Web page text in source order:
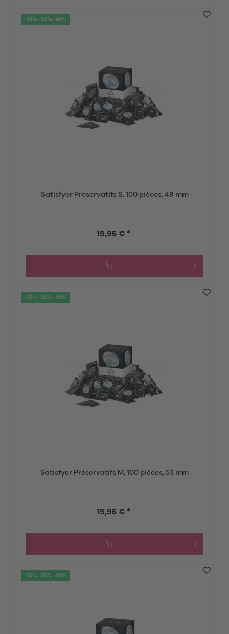
-20% -30% -40%
Satisfyer Préservatifs S, 100 pièces, 49 mm
19,95 € *
-20% -30% -40%
Satisfyer Préservatifs M, 100 pièces, 53 mm
19,95 € *
-20% -30% -40%